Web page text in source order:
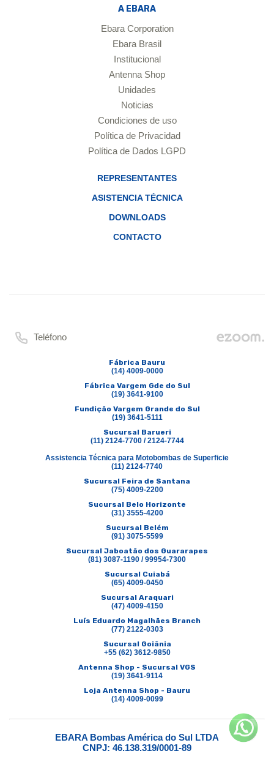
A EBARA
Ebara Corporation
Ebara Brasil
Institucional
Antenna Shop
Unidades
Noticias
Condiciones de uso
Política de Privacidad
Política de Dados LGPD
REPRESENTANTES
ASISTENCIA TÉCNICA
DOWNLOADS
CONTACTO
Teléfono
Fábrica Bauru
(14) 4009-0000
Fábrica Vargem Gde do Sul
(19) 3641-9100
Fundição Vargem Grande do Sul
(19) 3641-5111
Sucursal Barueri
(11) 2124-7700 / 2124-7744
Assistencia Técnica para Motobombas de Superficie
(11) 2124-7740
Sucursal Feira de Santana
(75) 4009-2200
Sucursal Belo Horizonte
(31) 3555-4200
Sucursal Belém
(91) 3075-5599
Sucursal Jaboatão dos Guararapes
(81) 3087-1190 / 99954-7300
Sucursal Cuiabá
(65) 4009-0450
Sucursal Araquari
(47) 4009-4150
Luís Eduardo Magalhães Branch
(77) 2122-0303
Sucursal Goiânia
+55 (62) 3612-9850
Antenna Shop - Sucursal VGS
(19) 3641-9114
Loja Antenna Shop - Bauru
(14) 4009-0099
EBARA Bombas América do Sul LTDA
CNPJ: 46.138.319/0001-89